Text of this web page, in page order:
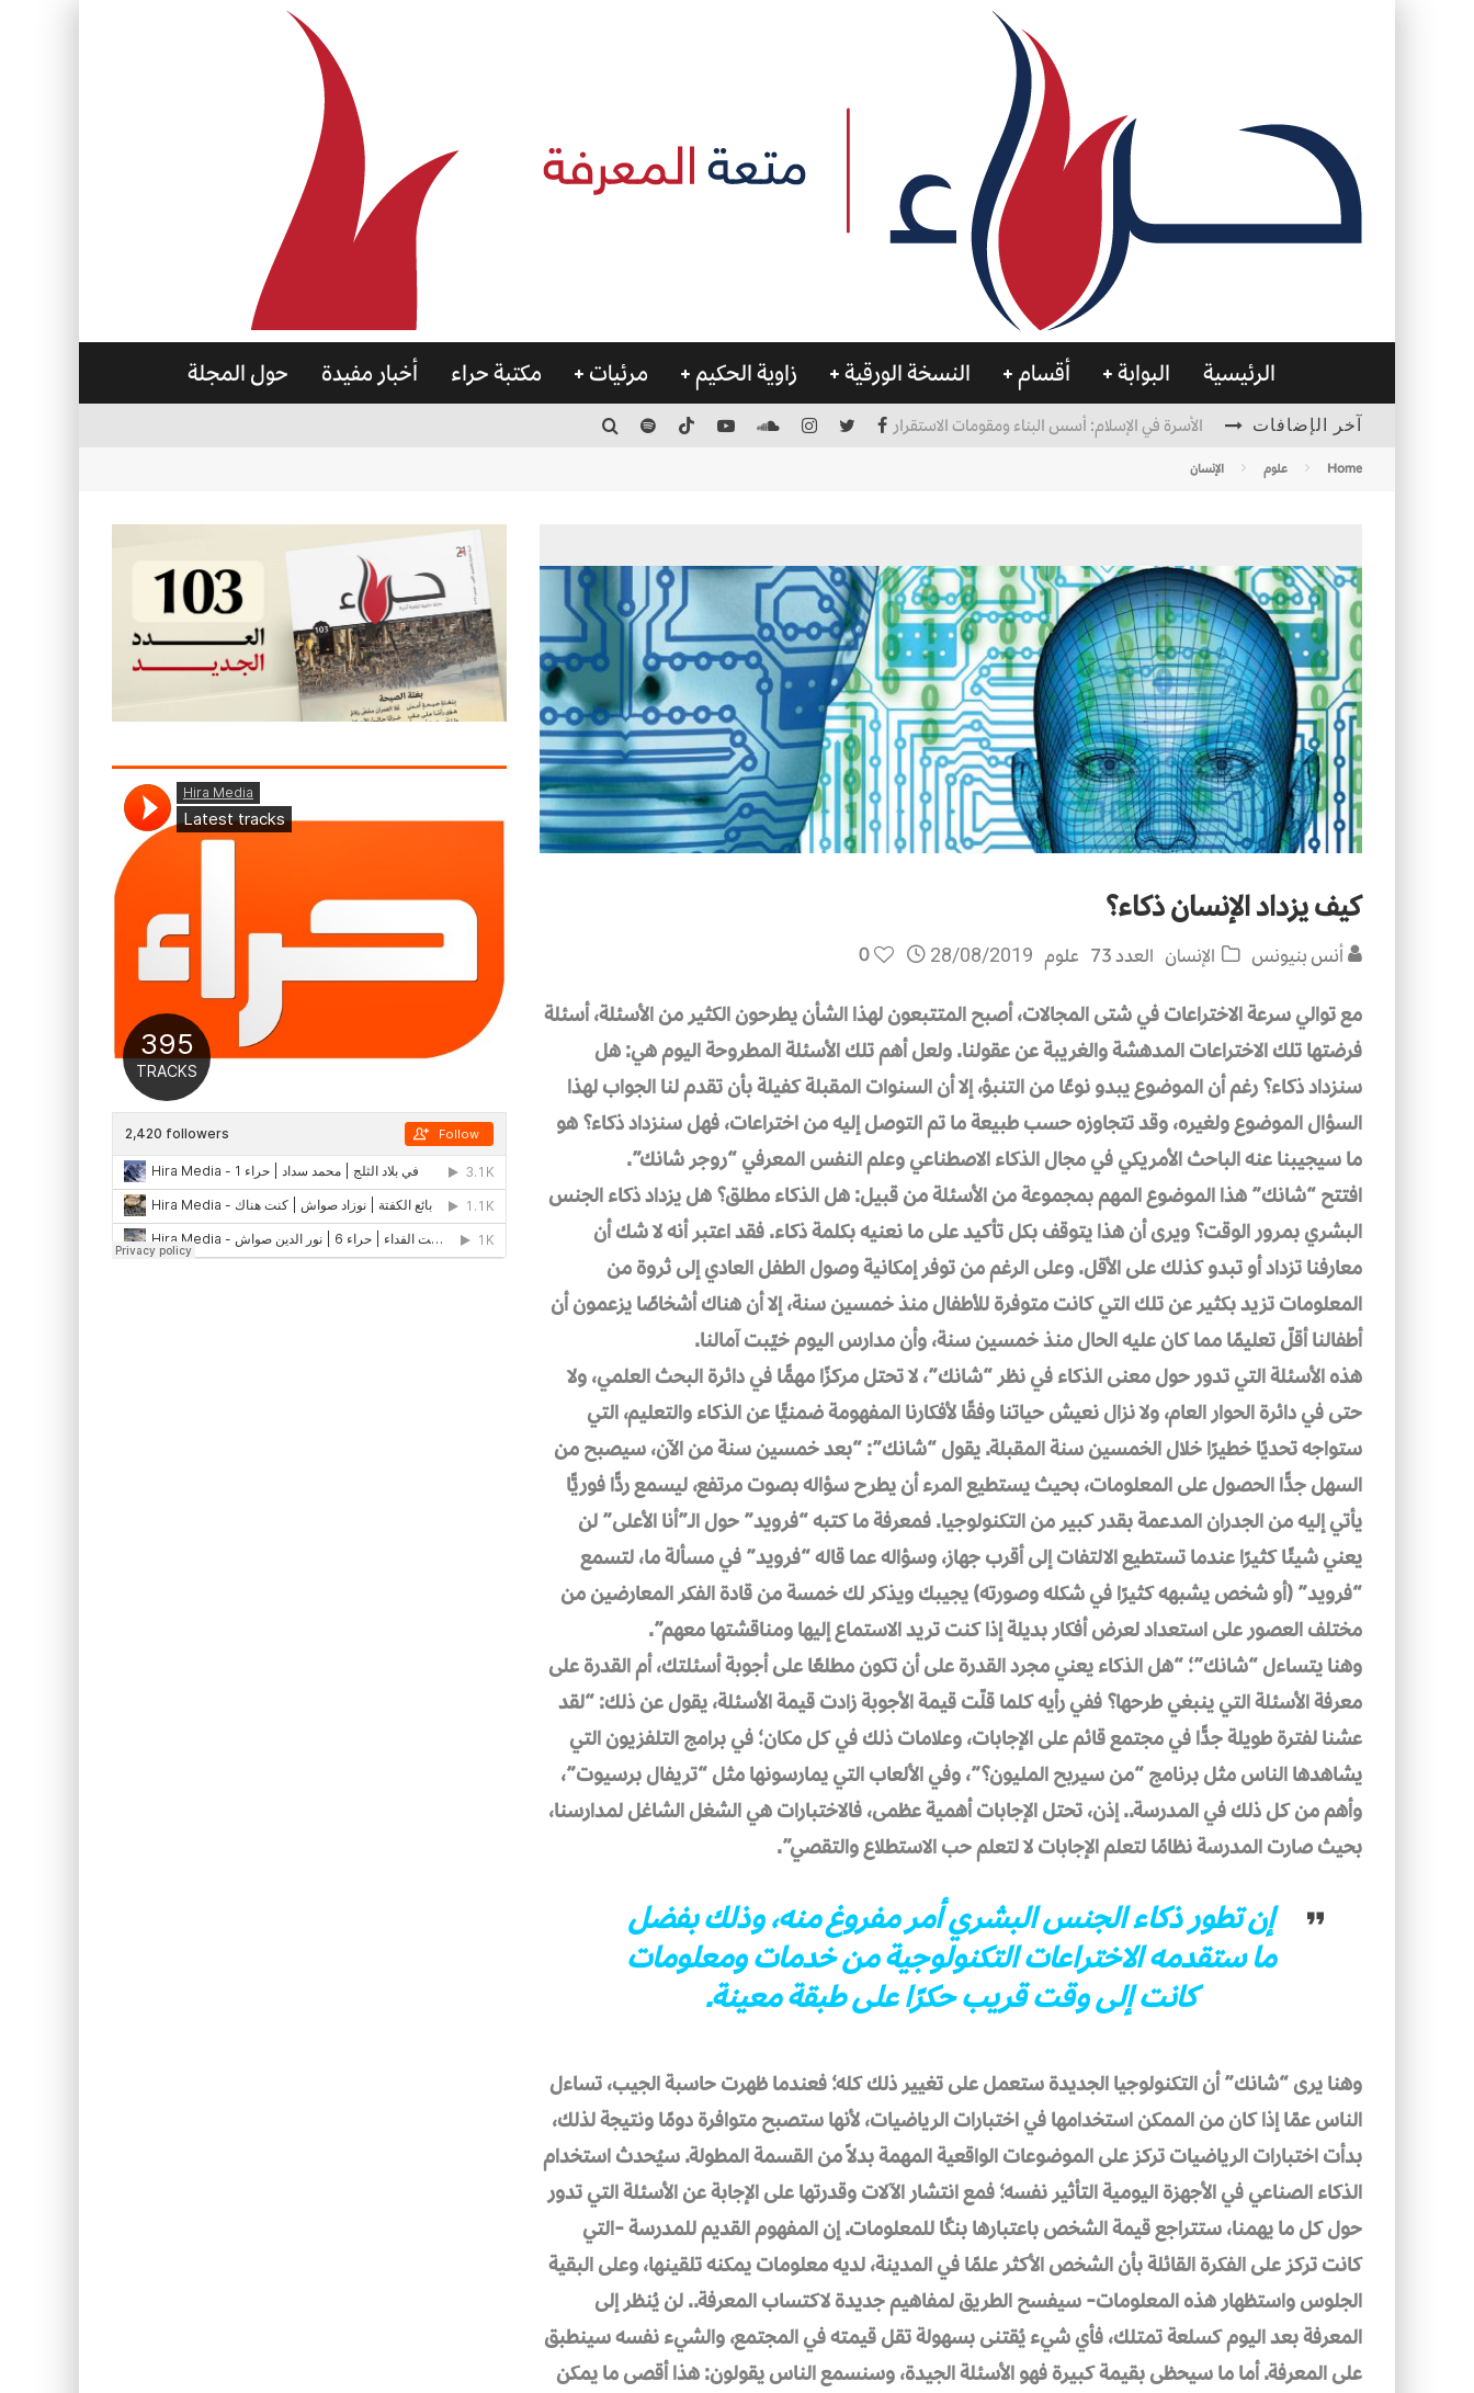
الرئيسية البوابة أقسام النسخة الورقية زاوية الحكيم مرئيات مكتبة حراء أخبار مفيدة حول المجلة
آخر الإضافات الأسرة في الإسلام: أسس البناء ومقومات الاستقرار
العظام… صمتٌ يحمل الحياة Home علوم الإنسان
كيف يزداد الإنسان ذكاء؟
أنس بنيونس الإنسان العدد 73 علوم 28/08/2019
0
مع توالي سرعة الاختراعات في شتى المجالات، أصبح المتتبعون لهذا الشأن يطرحون الكثير من الأسئلة، أسئلة
فرضتها تلك الاختراعات المدهشة والغريبة عن عقولنا. ولعل أهم تلك الأسئلة المطروحة اليوم هي: هل
سنزداد ذكاء؟ رغم أن الموضوع يبدو نوعًا من التنبؤ، إلا أن السنوات المقبلة كفيلة بأن تقدم لنا الجواب لهذا
السؤال الموضوع ولغيره، وقد تتجاوزه حسب طبيعة ما تم التوصل إليه من اختراعات، فهل سنزداد ذكاء؟ هو
ما سيجيبنا عنه الباحث الأمريكي في مجال الذكاء الاصطناعي وعلم النفس المعرفي “روجر شانك”.
افتتح “شانك” هذا الموضوع المهم بمجموعة من الأسئلة من قبيل: هل الذكاء مطلق؟ هل يزداد ذكاء الجنس
البشري بمرور الوقت؟ ويرى أن هذا يتوقف بكل تأكيد على ما نعنيه بكلمة ذكاء. فقد اعتبر أنه لا شك أن
معارفنا تزداد أو تبدو كذلك على الأقل. وعلى الرغم من توفر إمكانية وصول الطفل العادي إلى ثروة من
المعلومات تزيد بكثير عن تلك التي كانت متوفرة للأطفال منذ خمسين سنة، إلا أن هناك أشخاصًا يزعمون أن
أطفالنا أقلّ تعليمًا مما كان عليه الحال منذ خمسين سنة، وأن مدارس اليوم خيّبت آمالنا.
هذه الأسئلة التي تدور حول معنى الذكاء في نظر “شانك”، لا تحتل مركزًا مهمًّا في دائرة البحث العلمي، ولا
حتى في دائرة الحوار العام، ولا نزال نعيش حياتنا وفقًا لأفكارنا المفهومة ضمنيًّا عن الذكاء والتعليم، التي
ستواجه تحديًا خطيرًا خلال الخمسين سنة المقبلة. يقول “شانك”: “بعد خمسين سنة من الآن، سيصبح من
السهل جدًّا الحصول على المعلومات، بحيث يستطيع المرء أن يطرح سؤاله بصوت مرتفع، ليسمع ردًّا فوريًّا
يأتي إليه من الجدران المدعمة بقدر كبير من التكنولوجيا. فمعرفة ما كتبه “فرويد” حول الـ”أنا الأعلى” لن
يعني شيئًا كثيرًا عندما تستطيع الالتفات إلى أقرب جهاز، وسؤاله عما قاله “فرويد” في مسألة ما، لتسمع
“فرويد” (أو شخص يشبهه كثيرًا في شكله وصورته) يجيبك ويذكر لك خمسة من قادة الفكر المعارضين من
مختلف العصور على استعداد لعرض أفكار بديلة إذا كنت تريد الاستماع إليها ومناقشتها معهم”.
وهنا يتساءل “شانك”؛ “هل الذكاء يعني مجرد القدرة على أن تكون مطلعًا على أجوبة أسئلتك، أم القدرة على
معرفة الأسئلة التي ينبغي طرحها؟ ففي رأيه كلما قلّت قيمة الأجوبة زادت قيمة الأسئلة، يقول عن ذلك: “لقد
عشنا لفترة طويلة جدًّا في مجتمع قائم على الإجابات، وعلامات ذلك في كل مكان؛ في برامج التلفزيون التي
يشاهدها الناس مثل برنامج “من سيربح المليون؟”، وفي الألعاب التي يمارسونها مثل “تريفال برسيوت”،
وأهم من كل ذلك في المدرسة.. إذن، تحتل الإجابات أهمية عظمى، فالاختبارات هي الشغل الشاغل لمدارسنا،
بحيث صارت المدرسة نظامًا لتعلم الإجابات لا لتعلم حب الاستطلاع والتقصي”.
إن تطور ذكاء الجنس البشري أمر مفروغ منه، وذلك بفضل
ما ستقدمه الاختراعات التكنولوجية من خدمات ومعلومات
كانت إلى وقت قريب حكرًا على طبقة معينة.
وهنا يرى “شانك” أن التكنولوجيا الجديدة ستعمل على تغيير ذلك كله؛ فعندما ظهرت حاسبة الجيب، تساءل
الناس عمّا إذا كان من الممكن استخدامها في اختبارات الرياضيات، لأنها ستصبح متوافرة دومًا ونتيجة لذلك،
بدأت اختبارات الرياضيات تركز على الموضوعات الواقعية المهمة بدلاً من القسمة المطولة. سيُحدث استخدام
الذكاء الصناعي في الأجهزة اليومية التأثير نفسه؛ فمع انتشار الآلات وقدرتها على الإجابة عن الأسئلة التي تدور
حول كل ما يهمنا، ستتراجع قيمة الشخص باعتبارها بنكًا للمعلومات. إن المفهوم القديم للمدرسة -التي
كانت تركز على الفكرة القائلة بأن الشخص الأكثر علمًا في المدينة، لديه معلومات يمكنه تلقينها، وعلى البقية
الجلوس واستظهار هذه المعلومات- سيفسح الطريق لمفاهيم جديدة لاكتساب المعرفة.. لن يُنظر إلى
المعرفة بعد اليوم كسلعة تمتلك، فأي شيء يُقتنى بسهولة تقل قيمته في المجتمع، والشيء نفسه سينطبق
على المعرفة. أما ما سيحظى بقيمة كبيرة فهو الأسئلة الجيدة، وسنسمع الناس يقولون: هذا أقصى ما يمكن